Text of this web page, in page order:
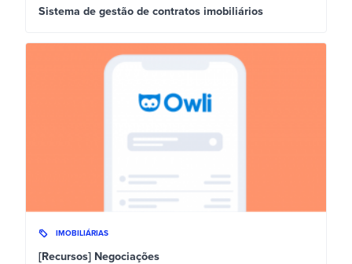
Sistema de gestão de contratos imobiliários
IMOBILIÁRIAS
[Recursos] Negociações